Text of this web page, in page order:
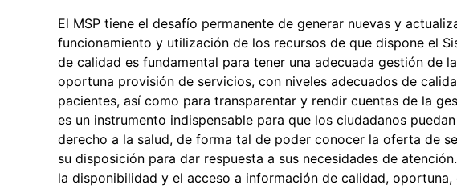
El MSP tiene el desafío permanente de generar nuevas y
funcionamiento y utilización de los recursos de que dispone el
de calidad es fundamental para tener una adecuada gestión de
oportuna provisión de servicios, con niveles adecuados de
pacientes, así como para transparentar y rendir cuentas de la
es un instrumento indispensable para que los ciudadanos
derecho a la salud, de forma tal de poder conocer la oferta de
su disposición para dar respuesta a sus necesidades de
la disponibilidad y el acceso a información de calidad,